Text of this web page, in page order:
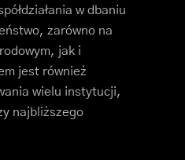
w dbaniu
zarówno na
jak i
jest również
wielu instytucji,
najbliższego